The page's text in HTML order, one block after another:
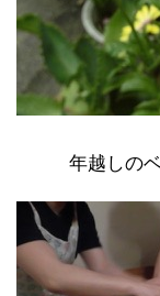
年越しの